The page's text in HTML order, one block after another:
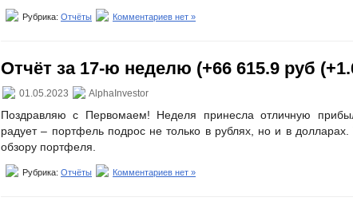
Рубрика: Отчёты Комментариев нет »
Отчёт за 17-ю неделю (+66 615.9 руб
01.05.2023 AlphaInvestor
Поздравляю с Первомаем! Неделя принесла отличную
радует – портфель подрос не только в рублях, но и в
обзору портфеля.
Рубрика: Отчёты Комментариев нет »